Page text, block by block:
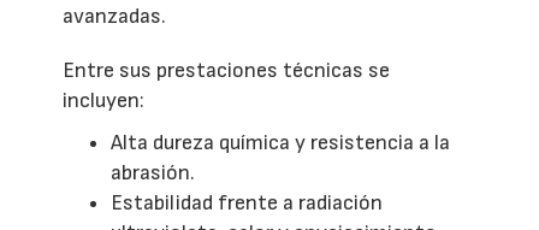
avanzadas.
Entre sus prestaciones técnicas se
incluyen:
Alta dureza química y resistencia a la
abrasión.
Estabilidad frente a radiación